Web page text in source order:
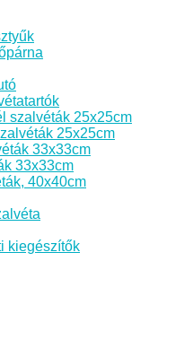
szalvéták 25x25cm
25x25cm
33x33cm
33x33cm
40x40cm
kiegészítők